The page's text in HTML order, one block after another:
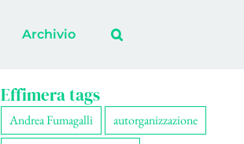
Archivio
Effimera tags
Andrea Fumagalli
autorganizzazione